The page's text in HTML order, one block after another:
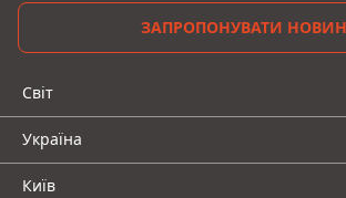
ЗАПРОПОНУВАТИ
Світ
Україна
Київ